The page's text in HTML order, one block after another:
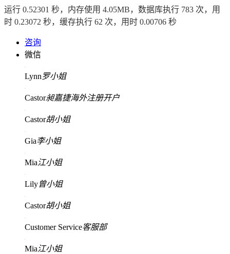
运行 0.52301 秒，内存使用 4.05MB，数据库执行 783 次，用
时 0.23072 秒，缓存执行 62 次，用时 0.00706 秒
咨询
微信
Lynn罗小姐
Castor昶嘉捷海外注册开户
Castor胡小姐
Gia李小姐
Mia江小姐
Lily曾小姐
Castor胡小姐
Customer Service客服部
Mia江小姐